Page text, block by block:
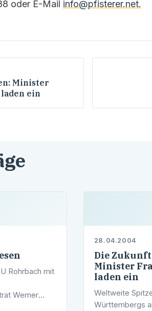
oder E-Mail info@pfisterer.net.
Minister
ein
Rohrbach mit
Werner
28.04.2004
Die
Minister
laden ein
Weltweite
Württembergs